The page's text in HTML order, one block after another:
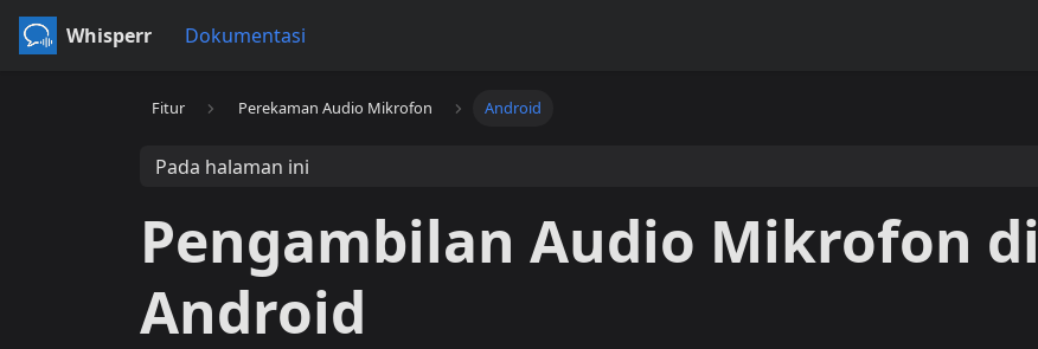
Whisperr Dokumentasi
Fitur Perekaman Audio Mikrofon Android
Pada halaman ini
Pengambilan Audio Mikrofon di
Android